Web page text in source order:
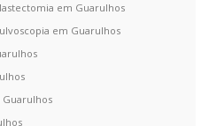
em Guarulhos
em Guarulhos
Guarulhos